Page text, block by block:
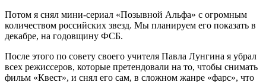
Потом я снял мини-сериал «Позывной Альфа» с огромным
количеством российских звезд. Мы планируем его показать в
декабре, на годовщину ФСБ.
После этого по совету своего учителя Павла Лунгина я убрал
всех режиссеров, которые претендовали на то, чтобы снимать
фильм «Квест», и снял его сам, в сложном жанре «фарс», что